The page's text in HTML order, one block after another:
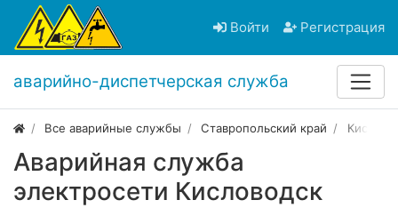
Войти Регистрация
аварийно-диспетчерская служба
Все аварийные службы Ставропольский край
Аварийная служба
электросети Кисловодск